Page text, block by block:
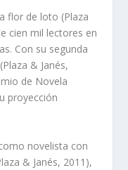
flor de loto (Plaza
cien mil lectores en
Con su segunda
& Janés,
de Novela
proyección
novelista con
& Janés, 2011),